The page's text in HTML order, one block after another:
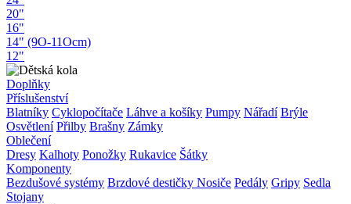
20"
16"
14" (9O-11Ocm)
12"
Doplňky
Příslušenství
Blatníky Cyklopočítače Láhve a košíky Pumpy Nářadí Brýle
Osvětlení Přilby Brašny Zámky
Oblečení
Dresy Kalhoty Ponožky Rukavice Šátky
Komponenty
Bezdušové systémy Brzdové destičky Nosiče Pedály Gripy Sedla
Stojany